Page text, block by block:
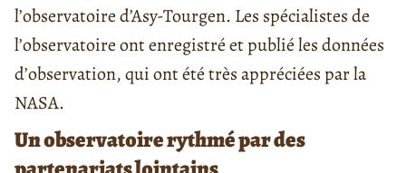
l’observatoire d’Asy-Tourgen. Les spécialistes de
l’observatoire ont enregistré et publié les données
d’observation, qui ont été très appréciées par la
NASA.
Un observatoire rythmé par des